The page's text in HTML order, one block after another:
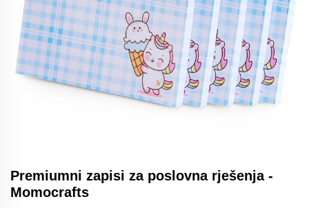
Premiumni zapisi za poslovna rješenja -
Momocrafts